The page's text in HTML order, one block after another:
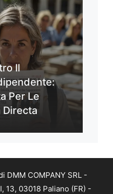
Il
Per Le
Directa
DMM COMPANY SRL -
13, 03018 Paliano (FR) -